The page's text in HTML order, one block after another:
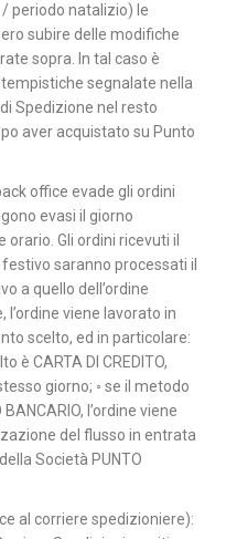
periodo natalizio) le
subire delle modifiche
sopra. In tal caso è
segnalate nella
Spedizione nel resto
aver acquistato su Punto
office evade gli ordini
evasi il giorno
Gli ordini ricevuti il
saranno processati il
a quello dell’ordine
l’ordine viene lavorato in
scelto, ed in particolare:
è CARTA DI CREDITO,
giorno; ◦ se il metodo
l’ordine viene
del flusso in entrata
Società PUNTO
al corriere spedizioniere):